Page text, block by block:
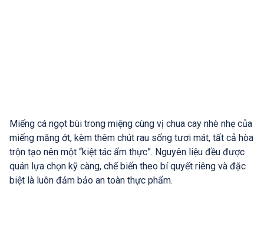
Miếng cá ngọt bùi trong miệng cùng vị chua cay nhè nhẹ của
miếng măng ớt, kèm thêm chút rau sống tươi mát, tất cả hòa
trộn tạo nên một “kiệt tác ẩm thực”. Nguyên liệu đều được
quán lựa chọn kỹ càng, chế biến theo bí quyết riêng và đặc
biệt là luôn đảm bảo an toàn thực phẩm.